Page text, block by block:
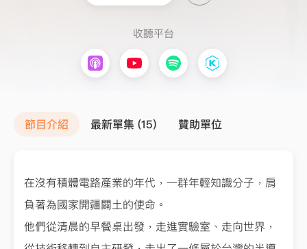
收聽平台
節目介紹 最新單集 (15) 贊助單位
在沒有積體電路產業的年代，一群年輕知識分子，肩
負著為國家開疆闢土的使命。
他們從清晨的早餐桌出發，走進實驗室、走向世界，